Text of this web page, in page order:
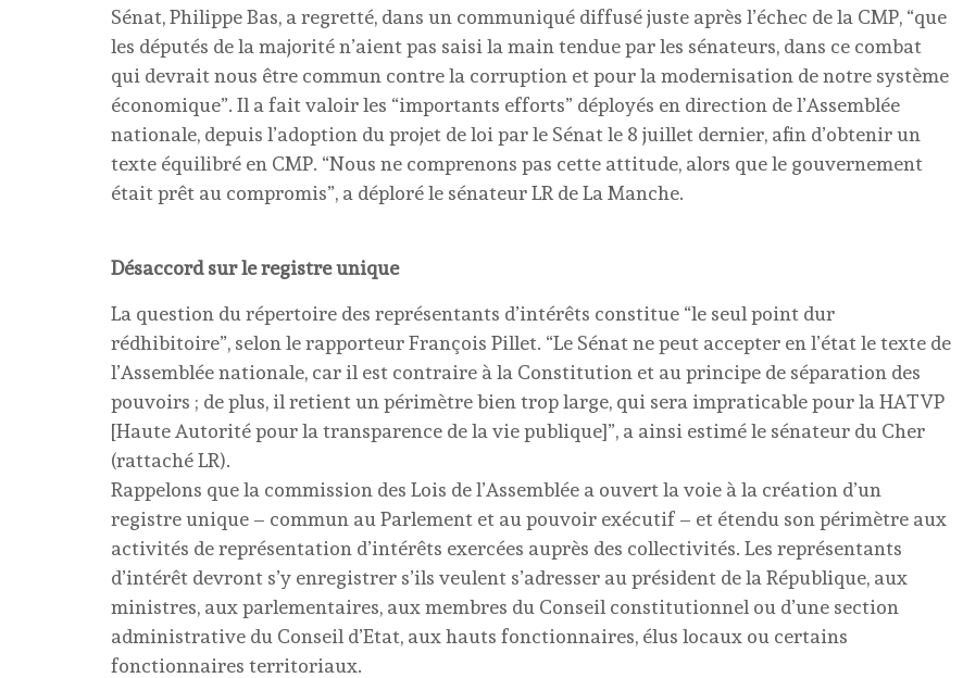
Sénat, Philippe Bas, a regretté, dans un communiqué diffusé juste après l’échec de la CMP, “que
les députés de la majorité n’aient pas saisi la main tendue par les sénateurs, dans ce combat
qui devrait nous être commun contre la corruption et pour la modernisation de notre système
économique”. Il a fait valoir les “importants efforts” déployés en direction de l’Assemblée
nationale, depuis l’adoption du projet de loi par le Sénat le 8 juillet dernier, afin d’obtenir un
texte équilibré en CMP. “Nous ne comprenons pas cette attitude, alors que le gouvernement
était prêt au compromis”, a déploré le sénateur LR de La Manche.
Désaccord sur le registre unique
La question du répertoire des représentants d’intérêts constitue “le seul point dur
rédhibitoire”, selon le rapporteur François Pillet. “Le Sénat ne peut accepter en l’état le texte de
l’Assemblée nationale, car il est contraire à la Constitution et au principe de séparation des
pouvoirs ; de plus, il retient un périmètre bien trop large, qui sera impraticable pour la HATVP
[Haute Autorité pour la transparence de la vie publique]”, a ainsi estimé le sénateur du Cher
(rattaché LR).
Rappelons que la commission des Lois de l’Assemblée a ouvert la voie à la création d’un
registre unique – commun au Parlement et au pouvoir exécutif – et étendu son périmètre aux
activités de représentation d’intérêts exercées auprès des collectivités. Les représentants
d’intérêt devront s’y enregistrer s’ils veulent s’adresser au président de la République, aux
ministres, aux parlementaires, aux membres du Conseil constitutionnel ou d’une section
administrative du Conseil d’Etat, aux hauts fonctionnaires, élus locaux ou certains
fonctionnaires territoriaux.